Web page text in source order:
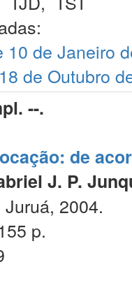
10 de Janeiro
de Outubro
--.
de
J. P.
2004.
p.